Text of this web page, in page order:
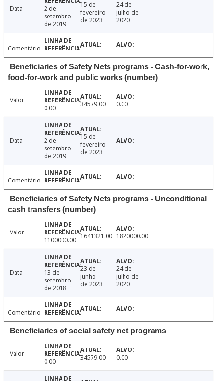
Data
2 de
setembro
de 2019
15 de
fevereiro
de 2023
24 de
julho de
2020
Comentário
Beneficiaries of Safety Nets programs - Cash-for-work,
food-for-work and public works (number)
Valor
0.00
34579.00 0.00
Data
2 de
setembro
de 2019
15 de
fevereiro
de 2023
Comentário
Beneficiaries of Safety Nets programs - Unconditional
cash transfers (number)
Valor
1100000.00 1641321.00 1820000.00
Data
13 de
setembro
de 2018
23 de
junho
de 2023
24 de
julho de
2020
Comentário
Beneficiaries of social safety net programs
Valor
0.00
34579.00 0.00